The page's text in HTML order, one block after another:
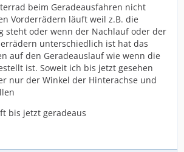
beim Geradeausfahren nicht
Vorderrädern läuft weil z.B. die
steht oder wenn der Nachlauf oder der
unterschiedlich ist hat das
auf den Geradeauslauf wie wenn die
ist. Soweit ich bis jetzt gesehen
nur der Winkel der Hinterachse und
bis jetzt geradeaus